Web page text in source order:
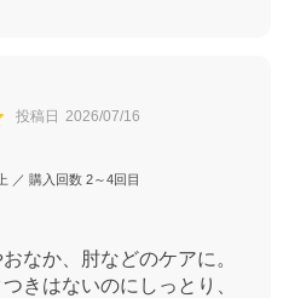
投稿日 2026/07/16
／ 購入回数 2～4回目
なか、肘などのケアに。
きはないのにしっとり、